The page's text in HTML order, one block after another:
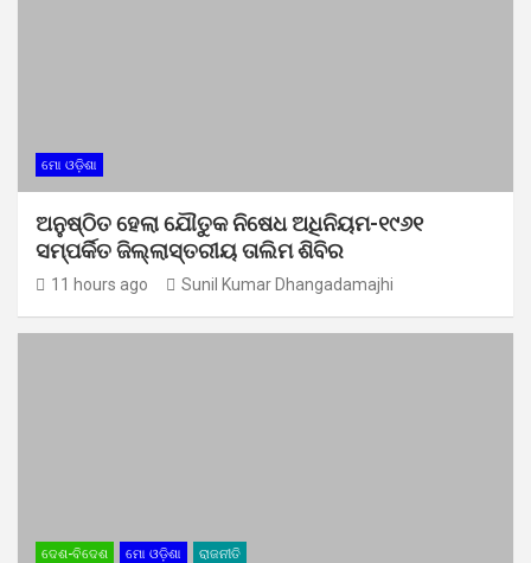
ମୋ ଓଡ଼ିଶା
ଅନୁଷ୍ଠିତ ହେଲା ଯୌତୁକ ନିଷେଧ ଅଧିନିୟମ-୧୯୬୧
ସମ୍ପର୍କିତ ଜିଲ୍ଲାସ୍ତରୀୟ ତାଲିମ ଶିବିର
11 hours ago Sunil Kumar Dhangadamajhi
ଦେଶ-ବିଦେଶ ମୋ ଓଡ଼ିଶା ରାଜନୀତି